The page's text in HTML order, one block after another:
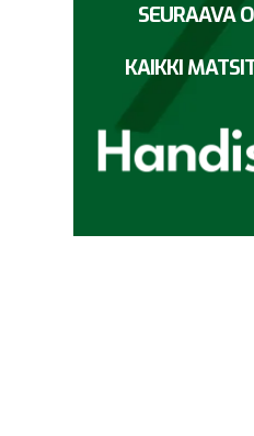
SEURAAVA
KAIKKI